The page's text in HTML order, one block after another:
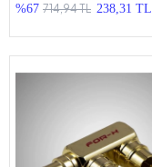
%67 714,94 TL 238,31 TL